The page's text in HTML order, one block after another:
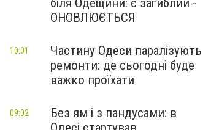
біля Одещини: є загиблий -
ОНОВЛЮЄТЬСЯ
Частину Одеси паралізують
ремонти: де сьогодні буде
важко проїхати
10:01
Без ям і з пандусами: в
09:02